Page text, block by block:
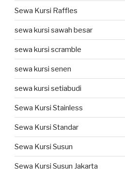
Sewa Kursi Raffles
sewa kursi sawah besar
sewa kursi scramble
sewa kursi senen
sewa kursi setiabudi
Sewa Kursi Stainless
Sewa Kursi Standar
Sewa Kursi Susun
Sewa Kursi Susun Jakarta